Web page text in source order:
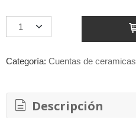
Categoría: Cuentas de ceramicas
Descripción